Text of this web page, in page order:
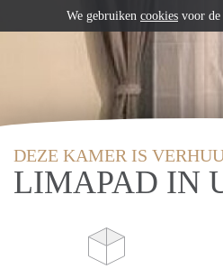
DEZE KAMER IS
LIMAPAD IN
We gebruiken cookies voor de